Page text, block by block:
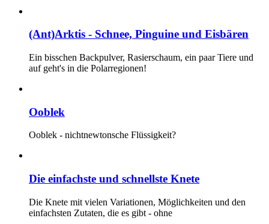
(Ant)Arktis - Schnee, Pinguine und Eisbären
Ein bisschen Backpulver, Rasierschaum, ein paar Tiere und
auf geht's in die Polarregionen!
Ooblek
Ooblek - nichtnewtonsche Flüssigkeit?
Die einfachste und schnellste Knete
Die Knete mit vielen Variationen, Möglichkeiten und den
einfachsten Zutaten, die es gibt - ohne